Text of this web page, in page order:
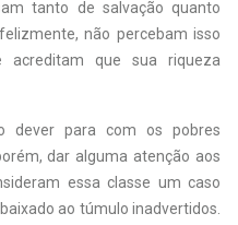
tanto de salvação quanto
não percebam isso
acreditam que sua riqueza
dever para com os pobres
dar alguma atenção aos
essa classe um caso
ao túmulo inadvertidos.